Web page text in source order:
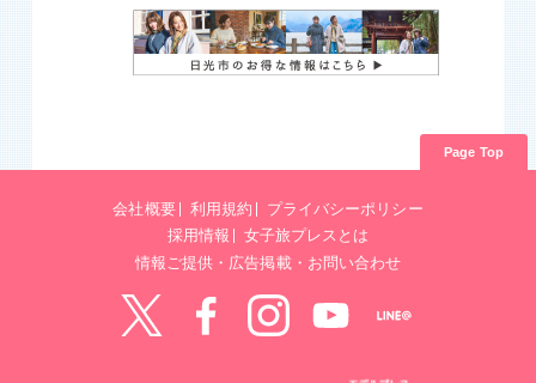
Page Top
会社概要 利用規約
プライバシーポリシー
採用情報
女子旅プレスとは
情報ご提供・広告掲載・お問い合わせ